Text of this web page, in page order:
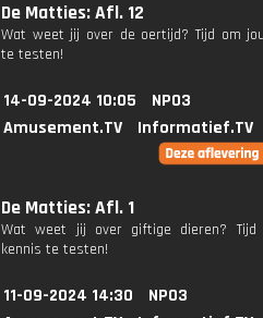
De Matties: Afl. 12
Wat weet jij over de oertijd? Tijd om
te testen!
14-09-2024 10:05
NPO3
Amusement.TV
Informatief.TV
De Matties: Afl. 1
Wat weet jij over giftige dieren? Tijd
kennis te testen!
11-09-2024 14:30
NPO3